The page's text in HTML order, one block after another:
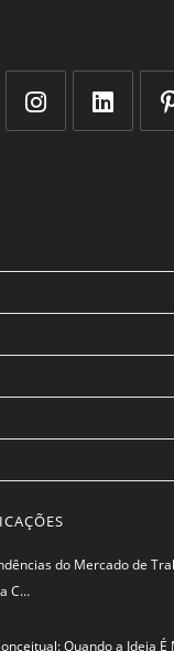
do Mercado de
C…
Quando a Ideia